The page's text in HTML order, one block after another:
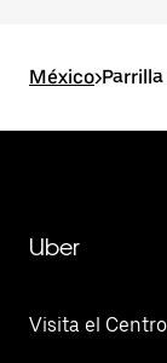
México>
Uber
Visita el